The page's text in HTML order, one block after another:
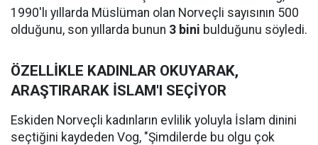
1990'lı yıllarda Müslüman olan Norveçli sayısının 500
olduğunu, son yıllarda bunun 3 bini bulduğunu söyledi.
ÖZELLİKLE KADINLAR OKUYARAK,
ARAŞTIRARAK İSLAM'I SEÇİYOR
Eskiden Norveçli kadınların evlilik yoluyla İslam dinini
seçtiğini kaydeden Vog, "Şimdilerde bu olgu çok